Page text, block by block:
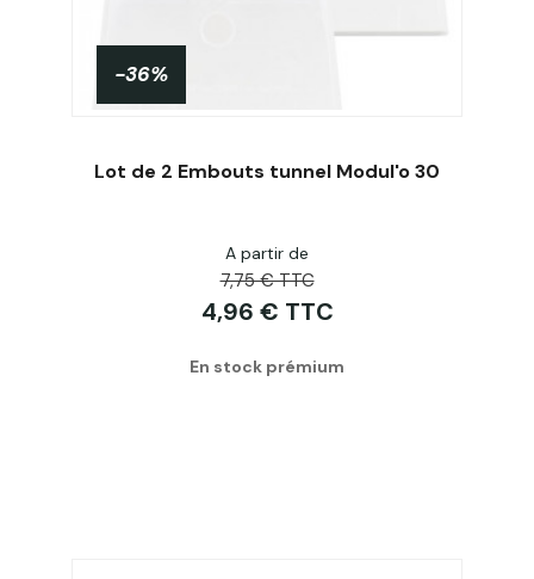
Acheter
-36%
Lot de 2 Embouts tunnel Modul'o 30
A partir de
7,75 € TTC
4,96 € TTC
En stock prémium